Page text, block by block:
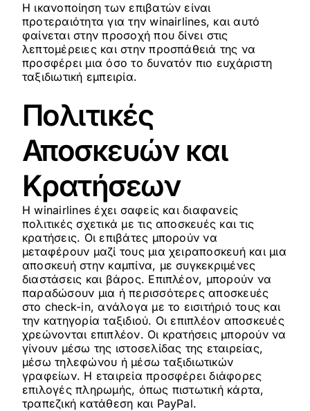
Η ικανοποίηση των επιβατών είναι
προτεραιότητα για την winairlines, και αυτό
φαίνεται στην προσοχή που δίνει στις
λεπτομέρειες και στην προσπάθειά της να
προσφέρει μια όσο το δυνατόν πιο ευχάριστη
ταξιδιωτική εμπειρία.
Πολιτικές
Αποσκευών και
Κρατήσεων
Η winairlines έχει σαφείς και διαφανείς
πολιτικές σχετικά με τις αποσκευές και τις
κρατήσεις. Οι επιβάτες μπορούν να
μεταφέρουν μαζί τους μια χειραποσκευή και μια
αποσκευή στην καμπίνα, με συγκεκριμένες
διαστάσεις και βάρος. Επιπλέον, μπορούν να
παραδώσουν μια ή περισσότερες αποσκευές
στο check-in, ανάλογα με το εισιτήριό τους και
την κατηγορία ταξιδιού. Οι επιπλέον αποσκευές
χρεώνονται επιπλέον. Οι κρατήσεις μπορούν να
γίνουν μέσω της ιστοσελίδας της εταιρείας,
μέσω τηλεφώνου ή μέσω ταξιδιωτικών
γραφείων. Η εταιρεία προσφέρει διάφορες
επιλογές πληρωμής, όπως πιστωτική κάρτα,
τραπεζική κατάθεση και PayPal.